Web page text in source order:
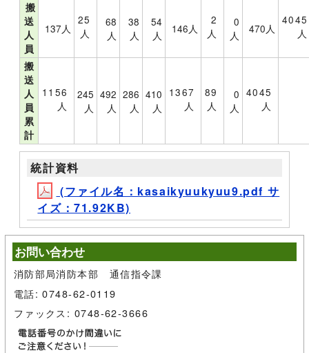
搬
送
人
員
137人
25
人
68
人
38
人
54
人
146人
2
人
0
人
470人
4045
人
搬
送
人
員
累
計
1156
人
245
人
492
人
286
人
410
人
1367
人
89
人
0
人
4045
人
統計資料
(ファイル名：kasaikyuukyuu9.pdf サ
イズ：71.92KB)
お問い合わせ
消防部局消防本部 通信指令課
電話: 0748-62-0119
ファックス: 0748-62-3666